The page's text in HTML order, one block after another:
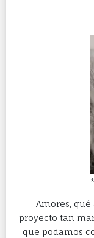
Amores,
proyecto tan
que podamos